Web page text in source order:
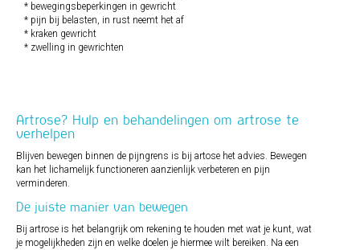
* bewegingsbeperkingen in gewricht
* pijn bij belasten, in rust neemt het af
* kraken gewricht
* zwelling in gewrichten
Artrose? Hulp en behandelingen om artrose te
verhelpen
Blijven bewegen binnen de pijngrens is bij artose het advies. Bewegen
kan het lichamelijk functioneren aanzienlijk verbeteren en pijn
verminderen.
De juiste manier van bewegen
Bij artrose is het belangrijk om rekening te houden met wat je kunt, wat
je mogelijkheden zijn en welke doelen je hiermee wilt bereiken. Na een